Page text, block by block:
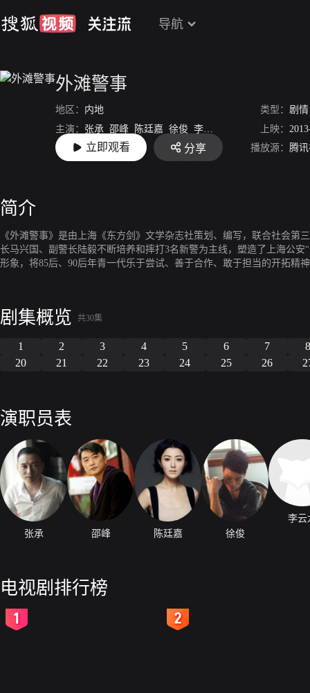
导航
外滩警事
地区： 内地 类型： 剧情
主演： 张承 邵峰 陈廷嘉 徐俊 李云龙 上映：
导演： 高根荣
立即观看 分享 播放源： 腾
简介
《外滩警事》是由上海《东方剑》文学杂志社策划、编写，联合社会
长马兴国、副警长陆毅不断培养和摔打3名新警为主线，塑造了上海公
形象，将85后、90后年青一代乐于尝试、善于合作、敢于担当的开拓精
剧集概览 共30集
1 2 3 4 5 6 7
20
21 22 23 24 25 26
演职员表
张承 邵峰 陈廷嘉 徐俊
李云
电视剧排行榜